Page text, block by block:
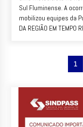
Sul Fluminense. A
mobilizou equipes da
DA REGIÃO EM TEMPO
1